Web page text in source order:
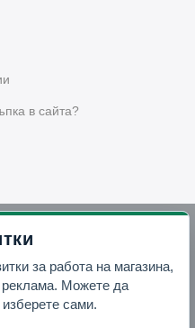
в сайта?
за работа на магазина,
реклама. Можете да
сами.